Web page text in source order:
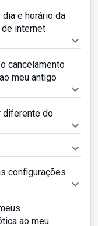
e horário da
internet
cancelamento
meu antigo
diferente do
configurações
ao meu